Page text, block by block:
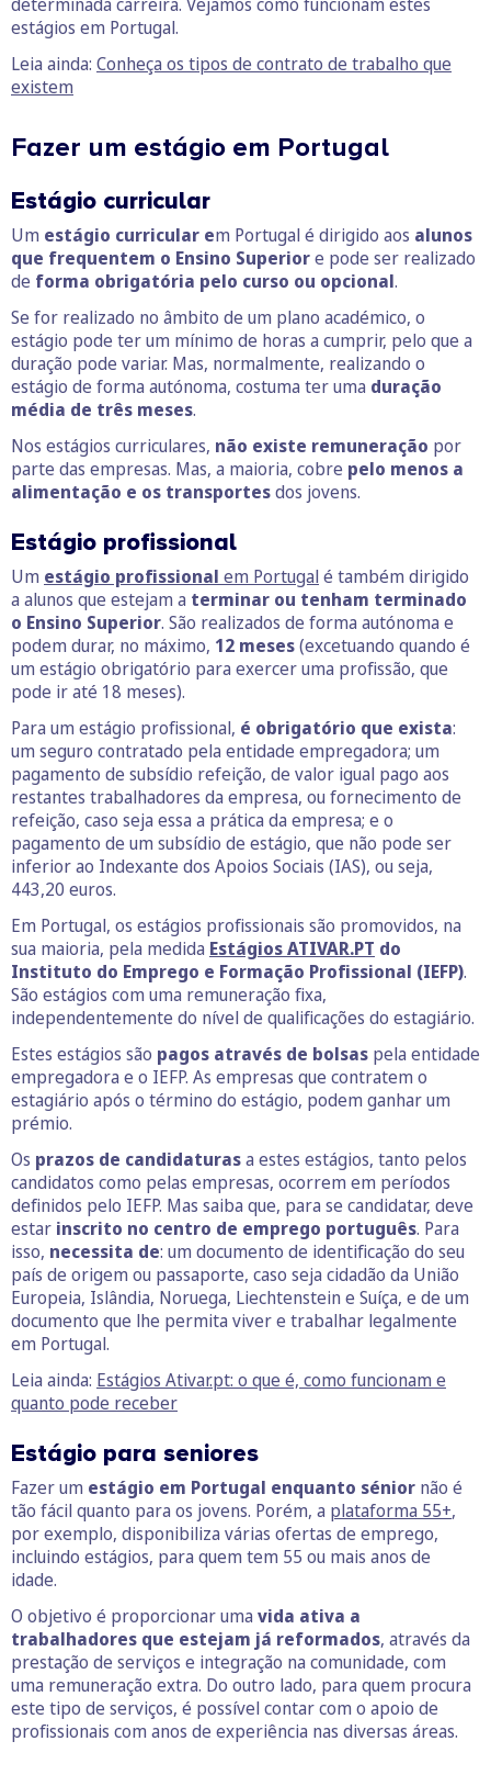
estágios em Portugal.
Leia ainda: Conheça os tipos de contrato de trabalho que
existem
Fazer um estágio em Portugal
Estágio curricular
Um estágio curricular em Portugal é dirigido aos alunos
que frequentem o Ensino Superiore pode ser realizado
de forma obrigatória pelo curso ou opcional.
Se for realizado no âmbito de um plano académico, o
estágio pode ter um mínimo de horas a cumprir, pelo que a
duração pode variar. Mas, normalmente, realizando o
estágio de forma autónoma, costuma ter uma duração
média de três meses.
Nos estágios curriculares, não existe remuneração por
parte das empresas. Mas, a maioria, cobre pelo menos a
alimentação e os transportesdos jovens.
Estágio profissional
Um estágio profissional em Portugal é também dirigido
a alunos que estejam a terminar ou tenham terminado
o Ensino Superior. São realizados de forma autónoma e
podem durar, no máximo, 12 meses(excetuando quando é
um estágio obrigatório para exercer uma profissão, que
pode ir até 18 meses).
Para um estágio profissional, é obrigatório que exista:
um seguro contratado pela entidade empregadora; um
pagamento de subsídio refeição, de valor igual pago aos
restantes trabalhadores da empresa, ou fornecimento de
refeição, caso seja essa a prática da empresa; e o
pagamento de um subsídio de estágio, que não pode ser
inferior ao Indexante dos Apoios Sociais (IAS), ou seja,
443,20 euros.
Em Portugal, os estágios profissionais são promovidos, na
sua maioria, pela medida Estágios ATIVAR.PT do
Instituto do Emprego e Formação Profissional (IEFP).
São estágios com uma remuneração fixa,
independentemente do nível de qualificações do estagiário.
Estes estágios são pagos através de bolsas pela entidade
empregadora e o IEFP. As empresas que contratem o
estagiário após o término do estágio, podem ganhar um
prémio.
Os prazos de candidaturasa estes estágios, tanto pelos
candidatos como pelas empresas, ocorrem em períodos
definidos pelo IEFP. Mas saiba que, para se candidatar, deve
estar inscrito no centro de emprego português. Para
isso, necessita de: um documento de identificação do seu
país de origem ou passaporte, caso seja cidadão da União
Europeia, Islândia, Noruega, Liechtenstein e Suíça, e de um
documento que lhe permita viver e trabalhar legalmente
em Portugal.
Leia ainda: Estágios Ativar.pt: o que é, como funcionam e
quanto pode receber
Estágio para seniores
Fazer um estágio em Portugal enquanto sénior não é
tão fácil quanto para os jovens. Porém, a plataforma 55+,
por exemplo, disponibiliza várias ofertas de emprego,
incluindo estágios, para quem tem 55 ou mais anos de
idade.
O objetivo é proporcionar uma vida ativa a
trabalhadores que estejam já reformados, através da
prestação de serviços e integração na comunidade, com
uma remuneração extra. Do outro lado, para quem procura
este tipo de serviços, é possível contar com o apoio de
profissionais com anos de experiência nas diversas áreas.